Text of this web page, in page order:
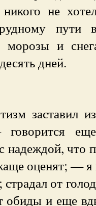
никого не
морозы и
дней.
заставил
надеждой, что
оценят; — я
страдал от
обиды и еще